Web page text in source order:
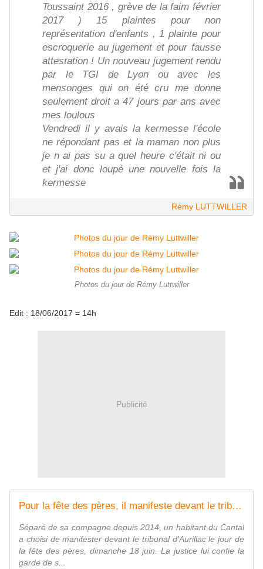
Toussaint 2016 , grève de la faim février
2017 ) 15 plaintes pour non
représentation d'enfants , 1 plainte pour
escroquerie au jugement et pour fausse
attestation ! Un nouveau jugement rendu
par le TGI de Lyon ou avec les
mensonges qui on été cru me donne
seulement droit a 47 jours par ans avec
mes loulous
Vendredi il y avais la kermesse l'école
ne répondant pas et la maman non plus
je n ai pas su a quel heure c'était ni ou
et j'ai donc loupé une nouvelle fois la
kermesse
Rémy LUTTWILLER
Photos du jour de Rémy Luttwiller
Edit : 18/06/2017 = 14h
Publicité
Pour la fête des pères, il manifeste devant le tribunal d'Aurillac pour voir ses enfants - France 3 Auvergne-Rhône-Alpes
Séparé de sa compagne depuis 2014, un habitant du Cantal
a choisi de manifester devant le tribunal d'Aurillac le jour de
la fête des pères, dimanche 18 juin. La justice lui confie la
garde de s...